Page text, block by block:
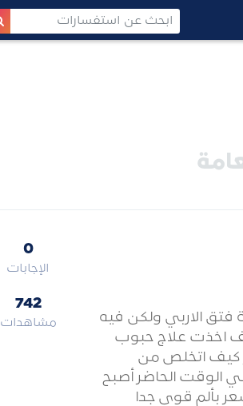
فتق الاربي ولكن فيه
اخذت علاج حبوب
كيف اتخلص من
الوقت الحاضر أصبح
بألم قوي جدا
0
الإجابات
742
مشاهدات